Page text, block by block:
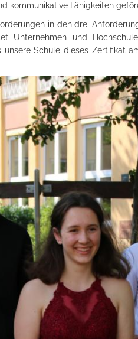
kommunikative Fähigkeiten
in den drei
Unternehmen und
Schule dieses Zertifikat